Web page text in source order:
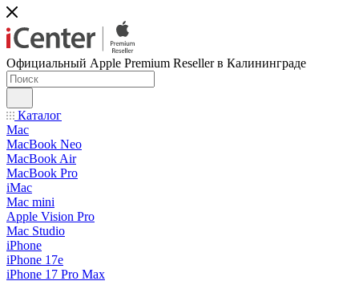
Официальный Apple Premium Reseller в Калининграде
Каталог
Mac
MacBook Neo
MacBook Air
MacBook Pro
iMac
Mac mini
Apple Vision Pro
Mac Studio
iPhone
iPhone 17e
iPhone 17 Pro Max